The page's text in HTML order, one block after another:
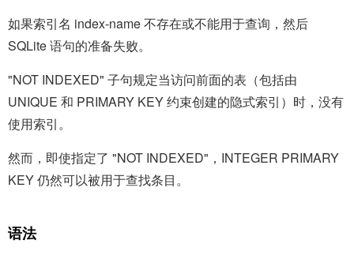
如果索引名 index-name 不存在或不能用于查询，然后
SQLite 语句的准备失败。
"NOT INDEXED" 子句规定当访问前面的表（包括由
UNIQUE 和 PRIMARY KEY 约束创建的隐式索引）时，没有
使用索引。
然而，即使指定了 "NOT INDEXED"，INTEGER PRIMARY
KEY 仍然可以被用于查找条目。
语法